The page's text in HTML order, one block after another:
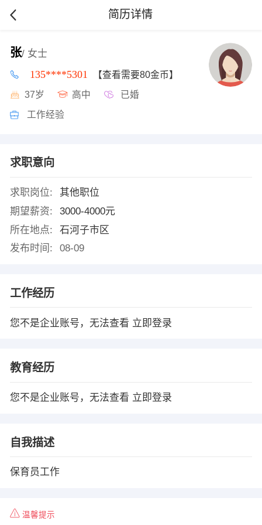
简历详情
张/ 女士
135****5301 【查看需要80金币】
37岁 高中 已婚
工作经验
求职意向
求职岗位:
其他职位
期望薪资:
3000-4000元
所在地点:
石河子市区
发布时间:
08-09
工作经历
您不是企业账号，无法查看 立即登录
教育经历
您不是企业账号，无法查看 立即登录
自我描述
保育员工作
温馨提示